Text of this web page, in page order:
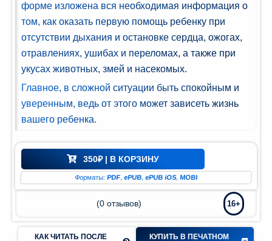
Мир и
форме изложена вся необходимая информация о
том, как оказать первую помощь ребенку при
отсутствии дыхания и остановке сердца, ожогах,
отравлениях, ушибах и переломах, а также при
укусах животных, змей и насекомых.
Главное, в сложной ситуации быть спокойным и
уверенным, ведь от этого может зависеть жизнь
вашего ребенка.
350₽| В КОРЗИНУ
Форматы:PDF,ePUB,ePUB iOS,MOBI
(0отзывов) 16+
КАК ЧИТАТЬ ПОСЛЕ
КУПИТЬ В ПЕЧАТНОМ